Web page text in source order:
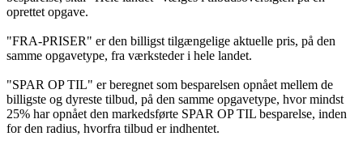
oprettet opgave.
"FRA-PRISER" er den billigst tilgængelige aktuelle pris, på den
samme opgavetype, fra værksteder i hele landet.
"SPAR OP TIL" er beregnet som besparelsen opnået mellem de
billigste og dyreste tilbud, på den samme opgavetype, hvor mindst
25% har opnået den markedsførte SPAR OP TIL besparelse, inden
for den radius, hvorfra tilbud er indhentet.